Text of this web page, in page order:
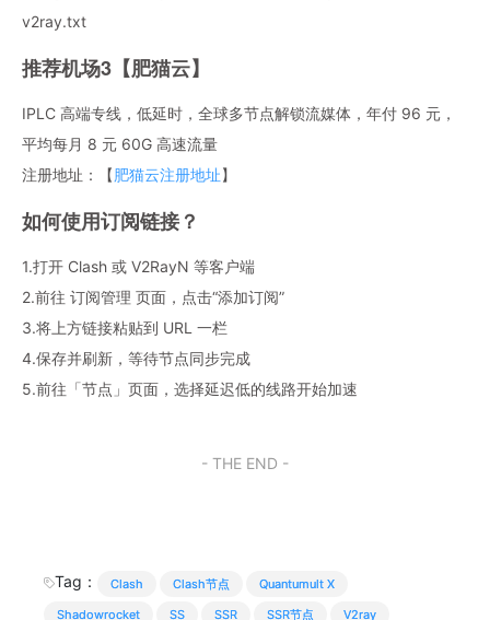
v2ray.txt
推荐机场3【肥猫云】
IPLC 高端专线，低延时，全球多节点解锁流媒体，年付 96 元，
平均每月 8 元 60G 高速流量
注册地址：【肥猫云注册地址】
如何使用订阅链接？
1.打开 Clash 或 V2RayN 等客户端
2.前往 订阅管理 页面，点击“添加订阅”
3.将上方链接粘贴到 URL 一栏
4.保存并刷新，等待节点同步完成
5.前往「节点」页面，选择延迟低的线路开始加速
- THE END -
Tag： Clash Clash节点
Quantumult X
Shadowrocket
SS SSR SSR节点
V2ray